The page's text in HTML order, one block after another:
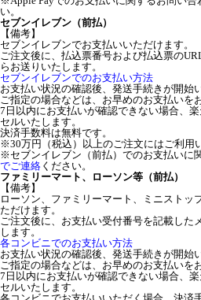
い。
セブンイレブン（前払）
【備考】
セブンイレブンでお支払いいただけます。
ご注文後に、払込票番号および払込票の
らお送りいたします。
セブンイレブンでのお支払い方法
お支払い状況の確認後、発送手続きが開始
ご指定の場合などは、お早めのお支払いを
7日以内にお支払いが確認できない場合、
セルいたします。
決済手数料は無料です。
※30万円（税込）以上のご注文にはご利用
※セブンイレブン（前払）でのお支払いに
でご連絡 ください。
ファミリーマート、ローソン等（前払）
【備考】
ローソン、ファミリーマート、ミニストッ
ただけます。
ご注文後に、お支払い受付番号を記載した
します。
各コンビニでのお支払い方法
お支払い状況の確認後、発送手続きが開始
ご指定の場合などは、お早めのお支払いを
7日以内にお支払いが確認できない場合、
セルいたします。